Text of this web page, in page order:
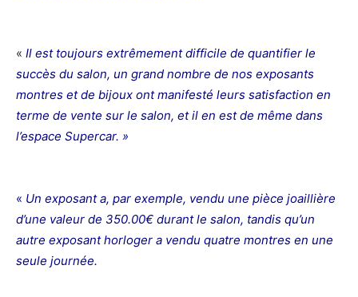
« Il est toujours extrêmement difficile de quantifier le
succès du salon, un grand nombre de nos exposants
montres et de bijoux ont manifesté leurs satisfaction en
terme de vente sur le salon, et il en est de même dans
l’espace Supercar. »
« Un exposant a, par exemple, vendu une pièce joaillière
d’une valeur de 350.00€ durant le salon, tandis qu’un
autre exposant horloger a vendu quatre montres en une
seule journée.